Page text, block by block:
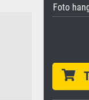
Foto